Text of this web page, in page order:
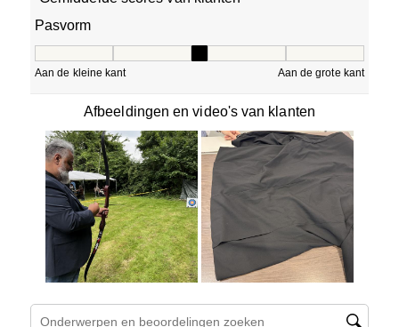
Pasvorm
Aan de kleine kant Aan de grote kant
Afbeeldingen en video's van klanten
Onderwerpen en beoordelingen zoeken per regio